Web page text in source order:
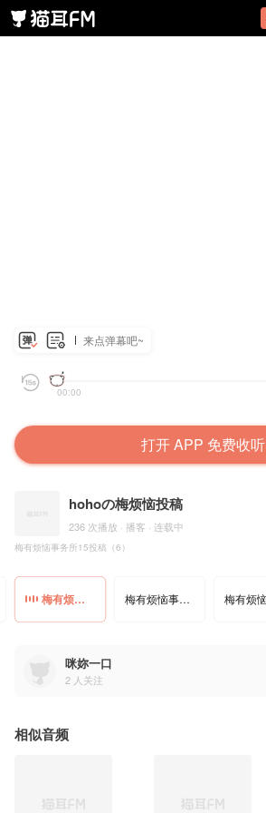
来点弹幕吧~
00:00
打开 APP 免费收听
hohoの梅烦恼投稿
236 次播放 · 播客 · 连载中
梅有烦恼事务所15投稿（6）
梅有烦恼事务所15投稿（6） 梅有烦恼事务所16投稿（1）
咪妳一口
2 人关注
相似音频